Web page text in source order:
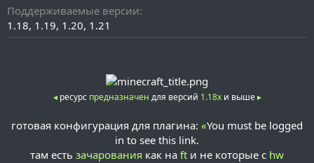
Поддерживаемые версии
1.18 1.19 1.20 1.21
◂ресурс предназначен для версий 1.18xи выше▸
готовая конфигурация для плагина: «You must be logged
in to see this link.
там есть зачарования как на ft и не которые с hw